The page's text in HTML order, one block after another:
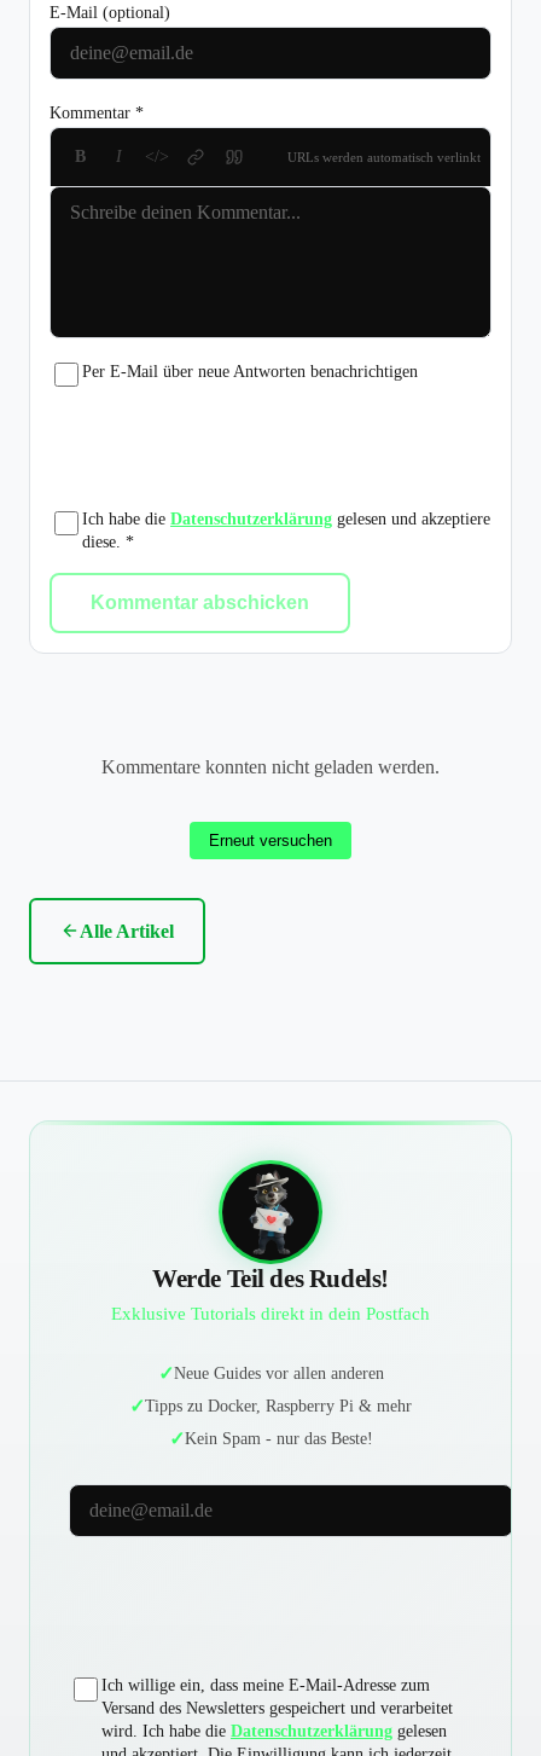
E-Mail (optional)
Kommentar *
B I </> URLs werden automatisch verlinkt
Per E-Mail über neue Antworten benachrichtigen
Ich habe die Datenschutzerklärung gelesen und akzeptiere
diese. *
Kommentar abschicken
Kommentare konnten nicht geladen werden.
Erneut versuchen
Alle Artikel
Werde Teil des Rudels!
Exklusive Tutorials direkt in dein Postfach
Neue Guides vor allen anderen
Tipps zu Docker, Raspberry Pi & mehr
Kein Spam - nur das Beste!
E-Mail-Adresse
Ich willige ein, dass meine E-Mail-Adresse zum
Versand des Newsletters gespeichert und verarbeitet
wird. Ich habe die Datenschutzerklärung gelesen